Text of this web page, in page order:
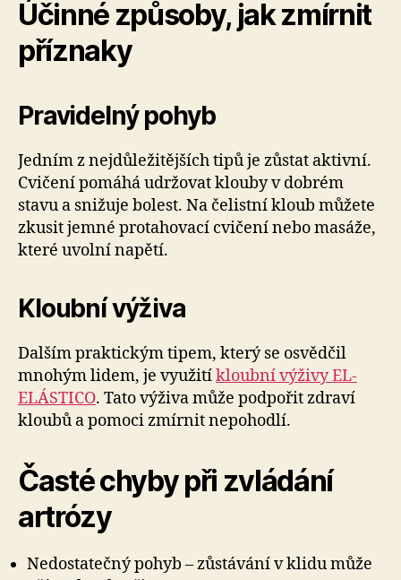
Účinné způsoby, jak zmírnit
příznaky
Pravidelný pohyb
Jedním z nejdůležitějších tipů je zůstat aktivní.
Cvičení pomáhá udržovat klouby v dobrém
stavu a snižuje bolest. Na čelistní kloub můžete
zkusit jemné protahovací cvičení nebo masáže,
které uvolní napětí.
Kloubní výživa
Dalším praktickým tipem, který se osvědčil
mnohým lidem, je využitíkloubní výživy EL-
ELÁSTICO. Tato výživa může podpořit zdraví
kloubů a pomoci zmírnit nepohodlí.
Časté chyby při zvládání
artrózy
Nedostatečný pohyb – zůstávání v klidu může